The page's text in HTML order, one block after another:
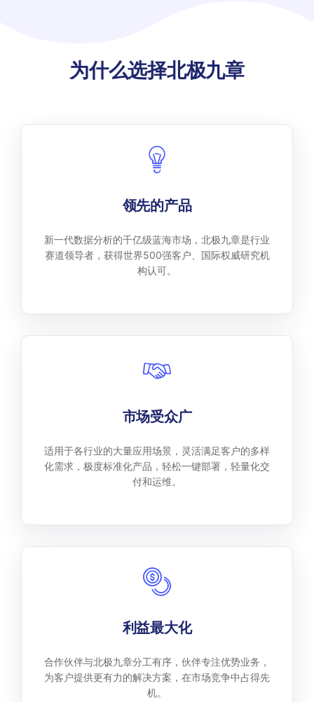
为什么选择北极九章
领先的产品
新一代数据分析的千亿级蓝海市场，北极九章是行业
赛道领导者，获得世界500强客户、国际权威研究机
构认可。
市场受众广
适用于各行业的大量应用场景，灵活满足客户的多样
化需求，极度标准化产品，轻松一键部署，轻量化交
付和运维。
利益最大化
合作伙伴与北极九章分工有序，伙伴专注优势业务，
为客户提供更有力的解决方案，在市场竞争中占得先
机。